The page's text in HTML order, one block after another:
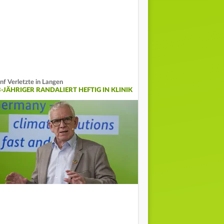
Verletzte in Langen
JÄHRIGER RANDALIERT HEFTIG IN KLINIK